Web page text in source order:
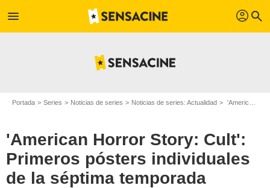
menu profil search
Portada Series Noticias de series Noticias de series: Actualidad 'American Horror Story: Cult': Primeros pósters individuales de la séptima temporada
'American Horror Story: Cult':
Primeros pósters individuales
de la séptima temporada